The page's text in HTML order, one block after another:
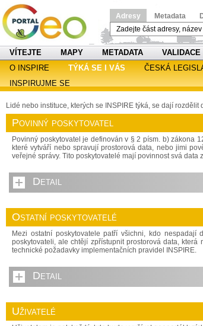
Adresy Metadata
VÍTEJTE MAPY METADATA VALIDACE
O INSPIRE
TÝKÁ SE I VÁS ČESKÁ
INSPIRUJME SE
Lidé nebo instituce, kterých se INSPIRE týká, se dají rozdělit
Povinný poskytovatel
Povinný poskytovatel je definován v § 2 písm. b) zákona
které vytváří nebo spravují prostorová data, nebo jimi
veřejné správy. Tito poskytovatelé mají povinnost svá data
Detail
Ostatní poskytovatelé
Mezi ostatní poskytovatele patří všichni, kdo
poskytovateli, ale chtějí zpřístupnit prostorová data,
technické požadavky implementačních pravidel INSPIRE.
Detail
Uživatelé